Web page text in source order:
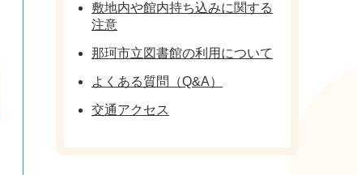
敷地内や館内持ち込みに関する
注意
那珂市立図書館の利用について
よくある質問（Q&A）
交通アクセス